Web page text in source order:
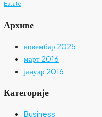
Estate
Архиве
новембар 2025
март 2016
јануар 2016
Категорије
Business